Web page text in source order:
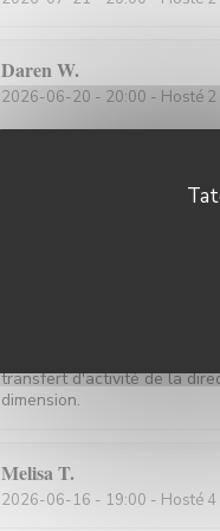
DarenW
2026-06-20 - 20:00 - Hosté 2
transfert d'activité de la
dimension.
MelisaT
2026-06-16 - 19:00 - Hosté 4